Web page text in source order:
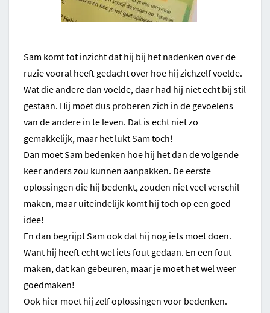
Sam komt tot inzicht dat hij bij het nadenken over de
ruzie vooral heeft gedacht over hoe hij zichzelf voelde.
Wat die andere dan voelde, daar had hij niet echt bij stil
gestaan. Hij moet dus proberen zich in de gevoelens
van de andere in te leven. Dat is echt niet zo
gemakkelijk, maar het lukt Sam toch!
Dan moet Sam bedenken hoe hij het dan de volgende
keer anders zou kunnen aanpakken. De eerste
oplossingen die hij bedenkt, zouden niet veel verschil
maken, maar uiteindelijk komt hij toch op een goed
idee!
En dan begrijpt Sam ook dat hij nog iets moet doen.
Want hij heeft echt wel iets fout gedaan. En een fout
maken, dat kan gebeuren, maar je moet het wel weer
goedmaken!
Ook hier moet hij zelf oplossingen voor bedenken.